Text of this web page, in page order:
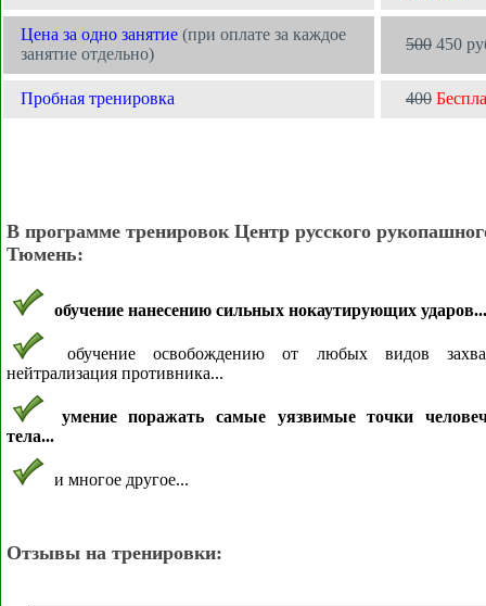
Цена за одно занятие (при оплате за каждое
занятие отдельно)
500 450
Пробная тренировка 400
В программе тренировок Центр русского
Тюмень:
обучение нанесению сильных нокаутирующих ударов...
обучение освобождению от любых видов
нейтрализация противника...
умение поражать самые уязвимые точки
тела...
и многое другое...
Отзывы на тренировки: